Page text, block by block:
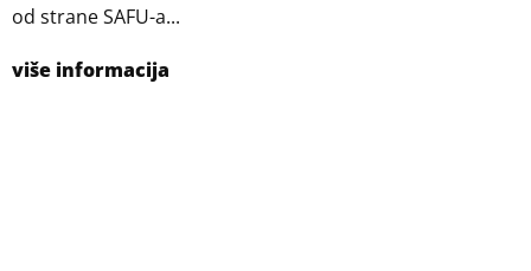
od strane SAFU-a...
više informacija